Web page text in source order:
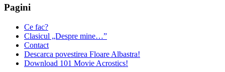
Pagini
Ce fac?
Clasicul „Despre mine…”
Contact
Descarca povestirea Floare Albastra!
Download 101 Movie Acrostics!